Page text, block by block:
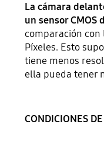
La cámara
un sensor CMOS
comparación con
Píxeles. Esto
tiene menos
ella pueda tener
CONDICIONES